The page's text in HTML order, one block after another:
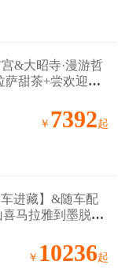
&大昭寺·漫游哲
萨甜茶+尝欢迎藏
￥ 7392起
进藏】&随车配
马拉雅到墨脱寻
￥ 10236起